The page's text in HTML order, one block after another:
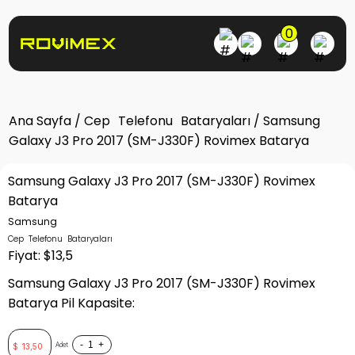
0
Ana Sayfa / Cep Telefonu Bataryaları / Samsung
Galaxy J3 Pro 2017 (SM-J330F) Rovimex Batarya
Samsung Galaxy J3 Pro 2017 (SM-J330F) Rovimex
Batarya
Samsung
Cep Telefonu Bataryaları
Fiyat: $13,5
Samsung Galaxy J3 Pro 2017 (SM-J330F) Rovimex
Batarya Pil Kapasite:
$ 13,50 Adet - +